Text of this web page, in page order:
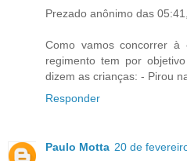
Prezado anônimo das 05:41,
Como vamos concorrer à
regimento tem por
dizem as crianças: - Pirou
Responder
Paulo Motta 20 de